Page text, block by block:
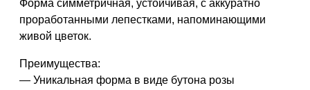
Форма симметричная, устойчивая, с аккуратно
проработанными лепестками, напоминающими
живой цветок.
Преимущества:
— Уникальная форма в виде бутона розы